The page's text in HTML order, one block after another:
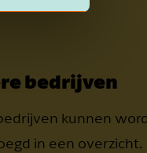
bedrijven
kunnen
in een overzicht.